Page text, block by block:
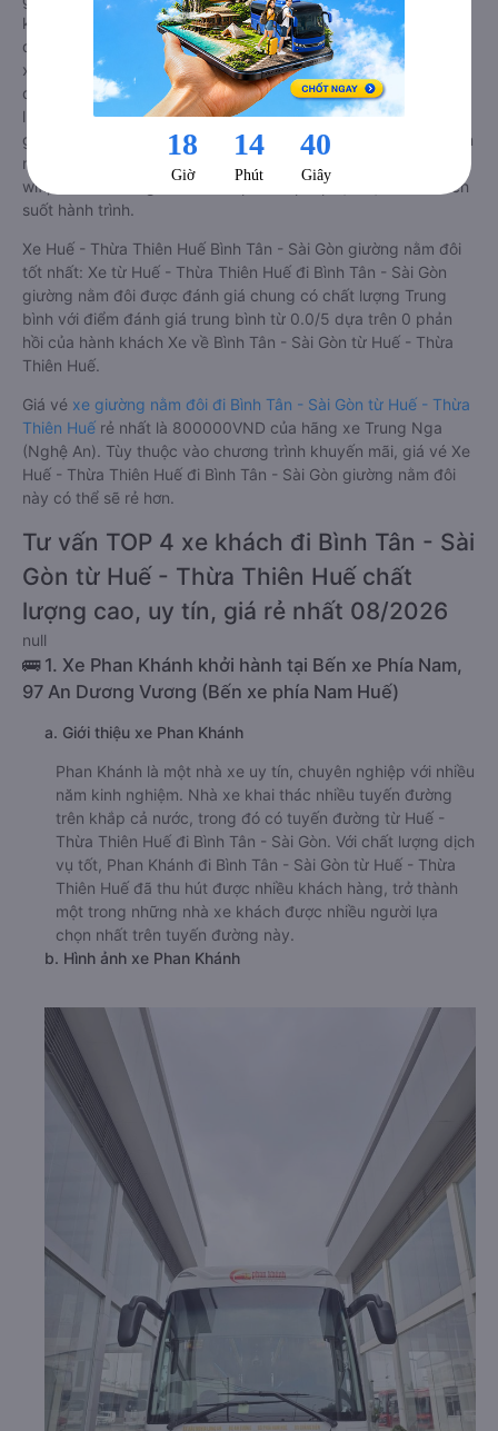
kế như một phòng ngủ khách sạn sang trọng, hiện đại. Đây là
dòng xe giường nằm cho cặp đôi đi Bình Tân - Sài Gòn mới
xuất hiện tại Việt Nam. Loại xe giường nằm đôi ra đời nhằm
đáp ứng yêu cầu ngày càng cao của khách hàng về chất
lượng dịch vụ vận tải. So với xe giường nằm thông thường, xe
giường nằm đôi đi Bình Tân - Sài Gòn có nhiều ưu điểm và tiện
nghi vượt trội. Màn hình LCD với hàng nghìn bộ phim giải trí,
wifi, và nước uống và chăn đắp miễn phí phục vụ hành khách
suốt hành trình.
Xe Huế - Thừa Thiên Huế Bình Tân - Sài Gòn giường nằm đôi
tốt nhất: Xe từ Huế - Thừa Thiên Huế đi Bình Tân - Sài Gòn
giường nằm đôi được đánh giá chung có chất lượng Trung
bình với điểm đánh giá trung bình từ 0.0/5 dựa trên 0 phản
hồi của hành khách Xe về Bình Tân - Sài Gòn từ Huế - Thừa
Thiên Huế.
Giá vé xe giường nằm đôi đi Bình Tân - Sài Gòn từ Huế - Thừa
Thiên Huế rẻ nhất là 800000VND của hãng xe Trung Nga
(Nghệ An). Tùy thuộc vào chương trình khuyến mãi, giá vé Xe
Huế - Thừa Thiên Huế đi Bình Tân - Sài Gòn giường nằm đôi
này có thể sẽ rẻ hơn.
Tư vấn TOP 4 xe khách đi Bình Tân - Sài
Gòn từ Huế - Thừa Thiên Huế chất
lượng cao, uy tín, giá rẻ nhất 08/2026
null
🚌 1. Xe Phan Khánh khởi hành tại Bến xe Phía Nam,
97 An Dương Vương (Bến xe phía Nam Huế)
a. Giới thiệu xe Phan Khánh
Phan Khánh là một nhà xe uy tín, chuyên nghiệp với nhiều
năm kinh nghiệm. Nhà xe khai thác nhiều tuyến đường
trên khắp cả nước, trong đó có tuyến đường từ Huế -
Thừa Thiên Huế đi Bình Tân - Sài Gòn. Với chất lượng dịch
vụ tốt, Phan Khánh đi Bình Tân - Sài Gòn từ Huế - Thừa
Thiên Huế đã thu hút được nhiều khách hàng, trở thành
một trong những nhà xe khách được nhiều người lựa
chọn nhất trên tuyến đường này.
b. Hình ảnh xe Phan Khánh